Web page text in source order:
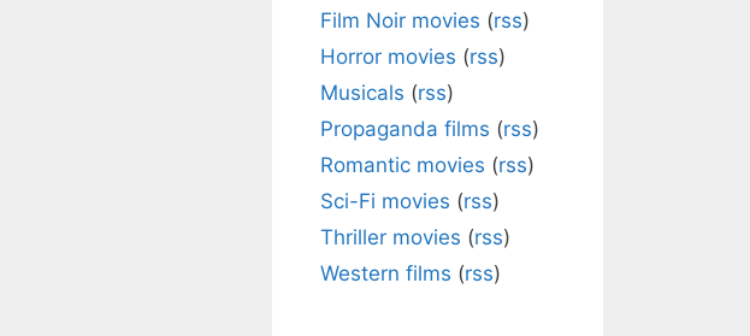
Film Noir movies (rss)
Horror movies (rss)
Musicals (rss)
Propaganda films (rss)
Romantic movies (rss)
Sci-Fi movies (rss)
Thriller movies (rss)
Western films (rss)